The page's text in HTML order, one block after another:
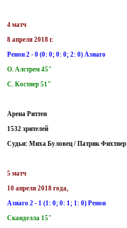
4 матч
8 апреля 2018 г.
Ренон 2 - 0 (0: 0; 0: 0; 2: 0) Азиаго
О. Алстрем 45"
С. Костнер 51"
Арена Риттен
1532 зрителей
Судьи: Миха Буловец / Патрик Фихтнер
5 матч
10 апреля 2018 года,
Азиаго 2 - 1 (1: 0; 0: 1; 1: 0) Ренон
Сканделла 15"